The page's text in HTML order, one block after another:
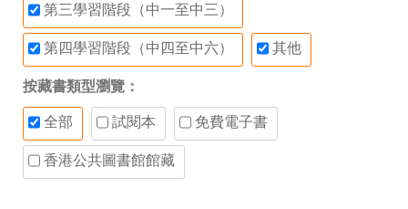
第三學習階段（中一至中三）
第四學習階段（中四至中六） 其他
按藏書類型瀏覽：
全部 試閱本 免費電子書
香港公共圖書館館藏